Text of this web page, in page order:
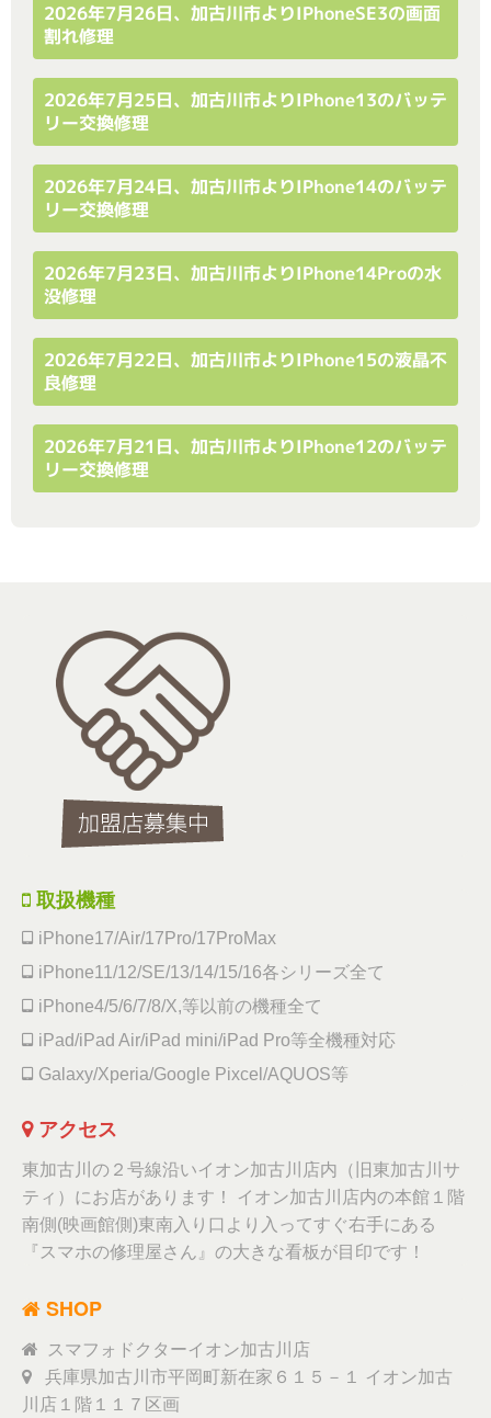
2026年7月26日、加古川市よりiPhoneSE3の画面
割れ修理
2026年7月25日、加古川市よりiPhone13のバッテ
リー交換修理
2026年7月24日、加古川市よりiPhone14のバッテ
リー交換修理
2026年7月23日、加古川市よりiPhone14Proの水
没修理
2026年7月22日、加古川市よりiPhone15の液晶不
良修理
2026年7月21日、加古川市よりiPhone12のバッテ
リー交換修理
取扱機種
iPhone17/Air/17Pro/17ProMax
iPhone11/12/SE/13/14/15/16各シリーズ全て
iPhone4/5/6/7/8/X,等以前の機種全て
iPad/iPad Air/iPad mini/iPad Pro等全機種対応
Galaxy/Xperia/Google Pixcel/AQUOS等
アクセス
東加古川の２号線沿いイオン加古川店内（旧東加古川サ
ティ）にお店があります！ イオン加古川店内の本館１階
南側(映画館側)東南入り口より入ってすぐ右手にある
『スマホの修理屋さん』の大きな看板が目印です！
SHOP
スマフォドクターイオン加古川店
兵庫県加古川市平岡町新在家６１５－１ イオン加古
川店１階１１７区画